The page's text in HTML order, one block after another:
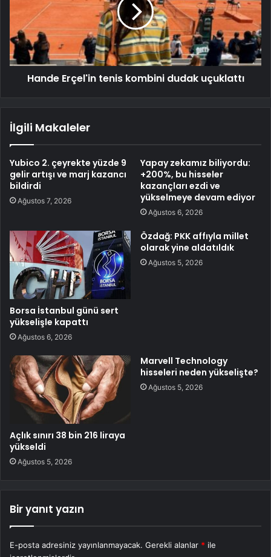
Hande Erçel'in tenis kombini dudak uçuklattı
İlgili Makaleler
Yubico 2. çeyrekte yüzde 9
gelir artışı ve marj kazancı
bildirdi
Ağustos 7, 2026
Yapay zekamız biliyordu:
+200%, bu hisseler
kazançları ezdi ve
yükselmeye devam ediyor
Ağustos 6, 2026
Borsa İstanbul günü sert
yükselişle kapattı
Ağustos 6, 2026
Özdağ: PKK affıyla millet
olarak yine aldatıldık
Ağustos 5, 2026
Açlık sınırı 38 bin 216 liraya
yükseldi
Ağustos 5, 2026
Marvell Technology
hisseleri neden yükselişte?
Ağustos 5, 2026
Bir yanıt yazın
E-posta adresiniz yayınlanmayacak. Gerekli alanlar * ile